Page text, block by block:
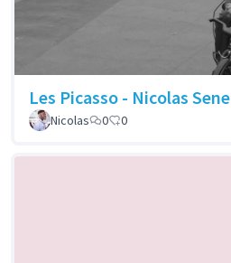
Les Picasso - Nicolas Sene
Nicolas
0 0